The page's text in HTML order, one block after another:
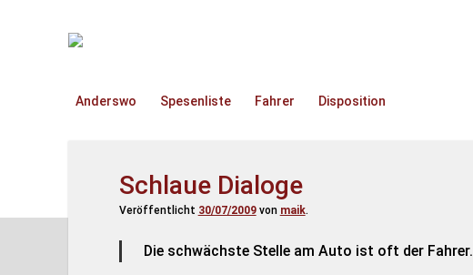
TruckOnline.de
Anderswo Spesenliste Fahrer Disposition
Schlaue Dialoge
Veröffentlicht 30/07/2009von maik.
Die schwächste Stelle am Auto ist oft der Fahrer.